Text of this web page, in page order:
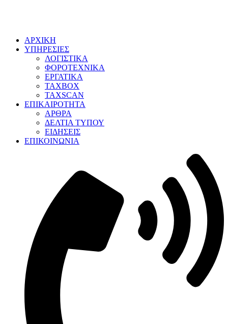
ΑΡΧΙΚΗ
ΥΠΗΡΕΣΙΕΣ
ΛΟΓΙΣΤΙΚΑ
ΦΟΡΟΤΕΧΝΙΚΑ
ΕΡΓΑΤΙΚΑ
TAXBOX
TAXSCAN
ΕΠΙΚΑΙΡΟΤΗΤΑ
ΑΡΘΡΑ
ΔΕΛΤΙΑ ΤΥΠΟΥ
ΕΙΔΗΣΕΙΣ
ΕΠΙΚΟΙΝΩΝΙΑ